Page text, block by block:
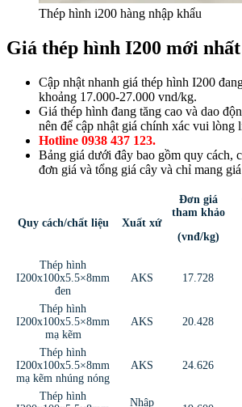
Thép hình i200 hàng nhập khẩu
Giá thép hình I200 mới nhất
Cập nhật nhanh giá thép hình I200
khoảng 17.000-27.000 vnd/kg.
Giá thép hình đang tăng cao và dao
nên để cập nhật giá chính xác vui lòng
Hotline 0938 437 123.
Bảng giá dưới đây bao gồm quy cách,
đơn giá và tổng giá cây và chỉ mang
Quy cách/chất liệu Xuất xứ
Đơn giá
tham khảo
(vnđ/kg)
Thép hình
I200x100x5.5×8mm
đen
AKS 17.728
Thép hình
I200x100x5.5×8mm
mạ kẽm
AKS 20.428
Thép hình
I200x100x5.5×8mm
mạ kẽm nhúng nóng
AKS 24.626
Thép hình
Nhập